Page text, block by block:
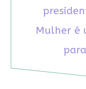
Mulher é